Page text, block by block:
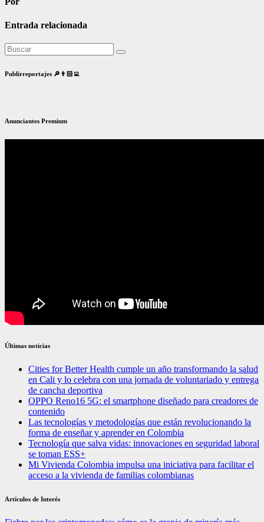
Entrada relacionada
Publirreportajes 🔎👨🏻‍💻
Anunciantes Premium
Últimas noticias
Cities for Better Health cumple un año transformando la salud
en Cali y lo celebra con una jornada de voluntariado y entrega
de cancha deportiva
OPPO Reno16 5G: el smartphone diseñado para creadores de
contenido
Las tecnologías y metodologías que están revolucionando la
forma de enseñar y aprender en Colombia
Tecnología que salva vidas: innovaciones en seguridad laboral
se toman ESS+
Mi Vivienda Colombia impulsa una iniciativa para facilitar el
acceso a la vivienda de familias colombianas
Artículos de Interés